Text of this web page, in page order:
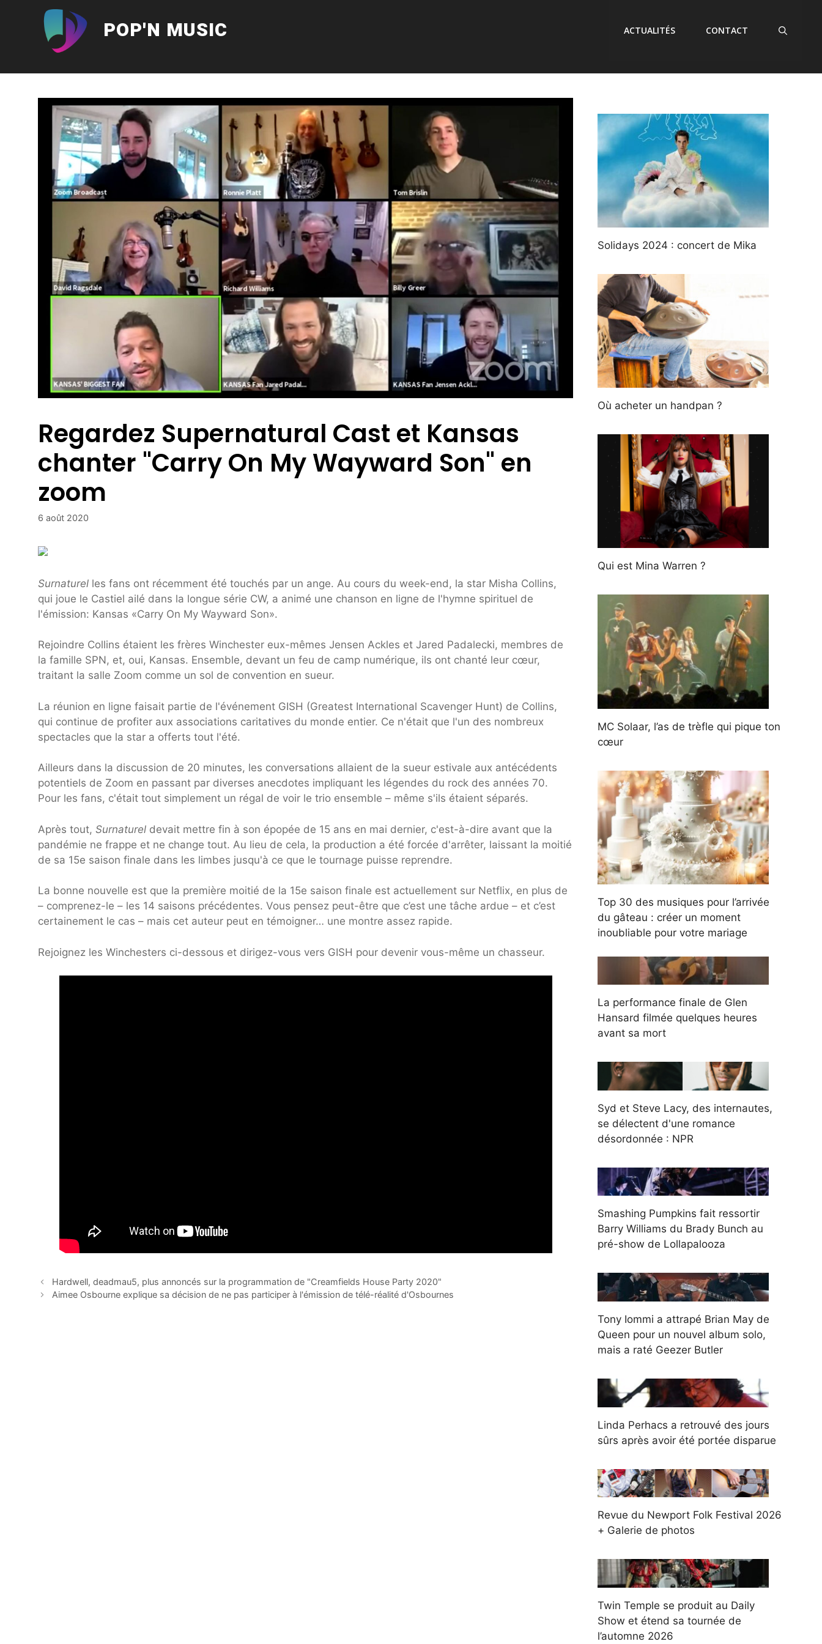
POP'N MUSIC ACTUALITÉS CONTACT
Regardez Supernatural Cast et Kansas
chanter "Carry On My Wayward Son" en
zoom
6 août 2020
Surnaturel les fans ont récemment été touchés par un ange. Au cours du week-end, la star Misha Collins,
qui joue le Castiel ailé dans la longue série CW, a animé une chanson en ligne de l'hymne spirituel de
l'émission: Kansas «Carry On My Wayward Son».
Rejoindre Collins étaient les frères Winchester eux-mêmes Jensen Ackles et Jared Padalecki, membres de
la famille SPN, et, oui, Kansas. Ensemble, devant un feu de camp numérique, ils ont chanté leur cœur,
traitant la salle Zoom comme un sol de convention en sueur.
La réunion en ligne faisait partie de l'événement GISH (Greatest International Scavenger Hunt) de Collins,
qui continue de profiter aux associations caritatives du monde entier. Ce n'était que l'un des nombreux
spectacles que la star a offerts tout l'été.
Ailleurs dans la discussion de 20 minutes, les conversations allaient de la sueur estivale aux antécédents
potentiels de Zoom en passant par diverses anecdotes impliquant les légendes du rock des années 70.
Pour les fans, c'était tout simplement un régal de voir le trio ensemble – même s'ils étaient séparés.
Après tout, Surnaturel devait mettre fin à son épopée de 15 ans en mai dernier, c'est-à-dire avant que la
pandémie ne frappe et ne change tout. Au lieu de cela, la production a été forcée d'arrêter, laissant la moitié
de sa 15e saison finale dans les limbes jusqu'à ce que le tournage puisse reprendre.
La bonne nouvelle est que la première moitié de la 15e saison finale est actuellement sur Netflix, en plus de
– comprenez-le – les 14 saisons précédentes. Vous pensez peut-être que c’est une tâche ardue – et c’est
certainement le cas – mais cet auteur peut en témoigner… une montre assez rapide.
Rejoignez les Winchesters ci-dessous et dirigez-vous vers GISH pour devenir vous-même un chasseur.
Hardwell, deadmau5, plus annoncés sur la programmation de "Creamfields House Party 2020"
Aimee Osbourne explique sa décision de ne pas participer à l'émission de télé-réalité d'Osbournes
Solidays 2024 : concert de Mika
Où acheter un handpan ?
Qui est Mina Warren ?
MC Solaar, l’as de trèfle qui pique ton
cœur
Top 30 des musiques pour l’arrivée
du gâteau : créer un moment
inoubliable pour votre mariage
La performance finale de Glen
Hansard filmée quelques heures
avant sa mort
Syd et Steve Lacy, des internautes,
se délectent d'une romance
désordonnée : NPR
Smashing Pumpkins fait ressortir
Barry Williams du Brady Bunch au
pré-show de Lollapalooza
Tony Iommi a attrapé Brian May de
Queen pour un nouvel album solo,
mais a raté Geezer Butler
Linda Perhacs a retrouvé des jours
sûrs après avoir été portée disparue
Revue du Newport Folk Festival 2026
+ Galerie de photos
Twin Temple se produit au Daily
Show et étend sa tournée de
l’automne 2026